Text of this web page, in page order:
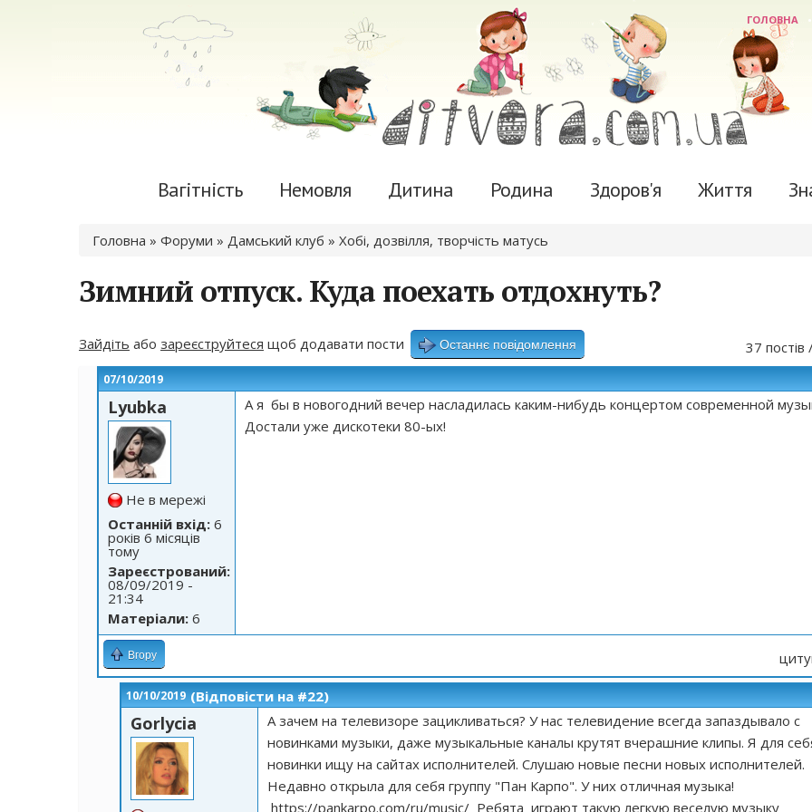
ГОЛОВНА
Вагітність Немовля Дитина Родина Здоров'я Життя
Ви є тут
Головна » Форуми » Дамський клуб » Хобі, дозвілля, творчість матусь
Зимний отпуск. Куда поехать отдохнуть?
37
Зайдіть або зареєструйтеся щоб додавати пости Останнє повідомлення
07/10/2019
Lyubka
Не в мережі
Останній вхід: 6
років 6 місяців
тому
Зареєстрований:
08/09/2019 -
21:34
Матеріали: 6
А я бы в новогодний вечер насладилась каким-нибудь концертом современной
Достали уже дискотеки 80-ых!
Вгору
10/10/2019 (Відповісти на #22)
Gorlycia
А зачем на телевизоре зацикливаться? У нас телевидение всегда запаздывало с
новинками музыки, даже музыкальные каналы крутят вчерашние клипы. Я для
новинки ищу на сайтах исполнителей. Слушаю новые песни новых исполнителей.
Недавно открыла для себя группу "Пан Карпо". У них отличная музыка!
https://pankarpo.com/ru/music/ Ребята играют такую легкую веселую музыку